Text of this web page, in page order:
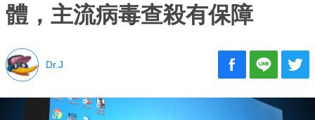
體，主流病毒查殺有保障
Dr.J